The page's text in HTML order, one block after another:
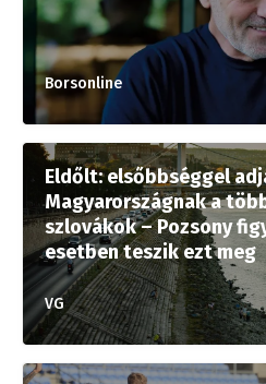
Borsonline
Eldőlt: elsőbbséggel
Magyarországnak a
szlovákok – Pozsony
esetben teszik ezt meg
VG